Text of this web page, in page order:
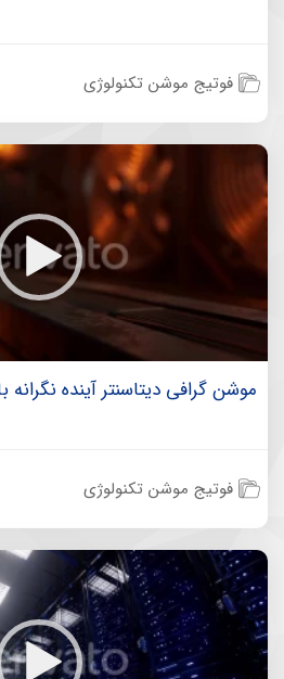
فوتیج موشن تکنولوژی
موشن گرافی دیتاسنتر آینده نگرانه
فوتیج موشن تکنولوژی